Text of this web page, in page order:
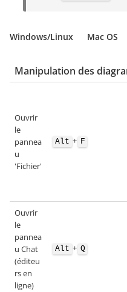
Windows/Linux Mac OS
Manipulation des
Ouvrir
le
pannea
u
'Fichier'
Alt + F
Ouvrir
le
pannea
u Chat
(éditeu
rs en
ligne)
Alt + Q